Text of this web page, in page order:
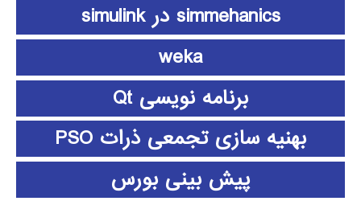
simmehanics در simulink
weka
برنامه نویسی Qt
بهنیه سازی تجمعی ذرات PSO
پیش بینی بورس